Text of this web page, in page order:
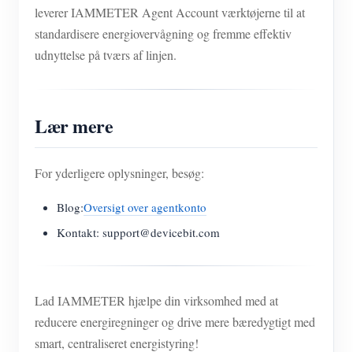
leverer IAMMETER Agent Account værktøjerne til at
standardisere energiovervågning og fremme effektiv
udnyttelse på tværs af linjen.
Lær mere
For yderligere oplysninger, besøg:
Blog:Oversigt over agentkonto
Kontakt: support@devicebit.com
Lad IAMMETER hjælpe din virksomhed med at
reducere energiregninger og drive mere bæredygtigt med
smart, centraliseret energistyring!